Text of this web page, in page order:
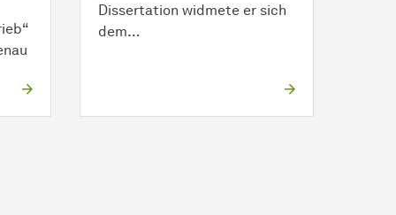
Dissertation widmete er sich
dem…